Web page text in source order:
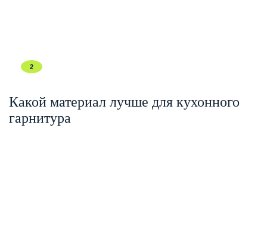
2
Какой материал лучше для кухонного
гарнитура